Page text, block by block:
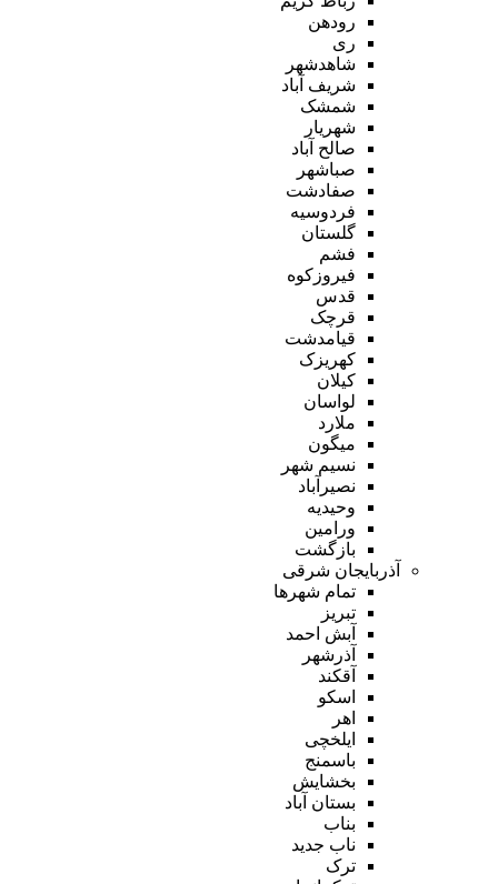
رودهن
ری
شاهدشهر
شریف آباد
شمشک
شهریار
صالح آباد
صباشهر
صفادشت
فردوسیه
گلستان
فشم
فیروزکوه
قدس
قرچک
قیامدشت
کهریزک
کیلان
لواسان
ملارد
میگون
نسیم شهر
نصیرآباد
وحیدیه
ورامین
بازگشت
آذربایجان شرقی
تمام شهر‌ها
تبریز
آبش احمد
آذرشهر
آقکند
اسکو
اهر
ایلخچی
باسمنج
بخشایش
بستان آباد
بناب
ناب جدید
ترک